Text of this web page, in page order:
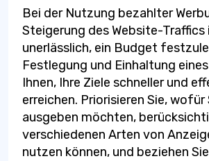
Bei der Nutzung bezahlter
Steigerung des Website-Traffics
unerlässlich, ein Budget
Festlegung und Einhaltung
Ihnen, Ihre Ziele schneller und
erreichen. Priorisieren Sie, wofür
ausgeben möchten,
verschiedenen Arten von
nutzen können, und beziehen